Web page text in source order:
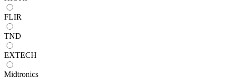
FLIR
TND
EXTECH
Midtronics